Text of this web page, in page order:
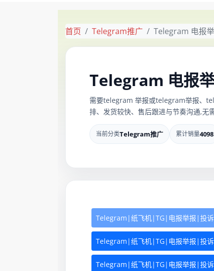
首页 Telegram推广 Telegram 电报
Telegram 电报
需要telegram 举报或telegram举报、
排、发货较快、售后跟进与节奏沟通,无
当前分类Telegram推广 累计销量4098
Telegram|纸飞机|TG|电报举报|投诉|
Telegram|纸飞机|TG|电报举报|投诉
Telegram|纸飞机|TG|电报举报|投诉